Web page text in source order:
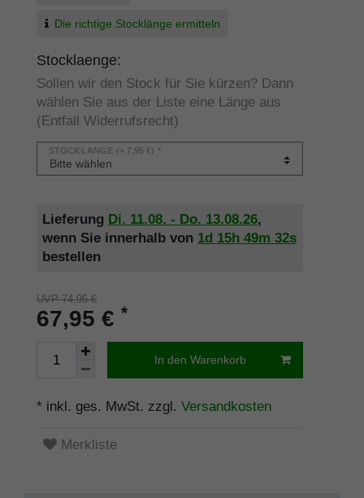
Die richtige Stocklänge ermitteln
Stocklaenge:
Sollen wir den Stock für Sie kürzen? Dann
wählen Sie aus der Liste eine Länge aus
(Entfall Widerrufsrecht)
STOCKLÄNGE (+ 7,95 €) *
Lieferung Di. 11.08. - Do. 13.08.26,
wenn Sie innerhalb von 1d 15h 49m 32s
bestellen
UVP 74,95 €
67,95 € *
In den Warenkorb
* inkl. ges. MwSt. zzgl. Versandkosten
Merkliste